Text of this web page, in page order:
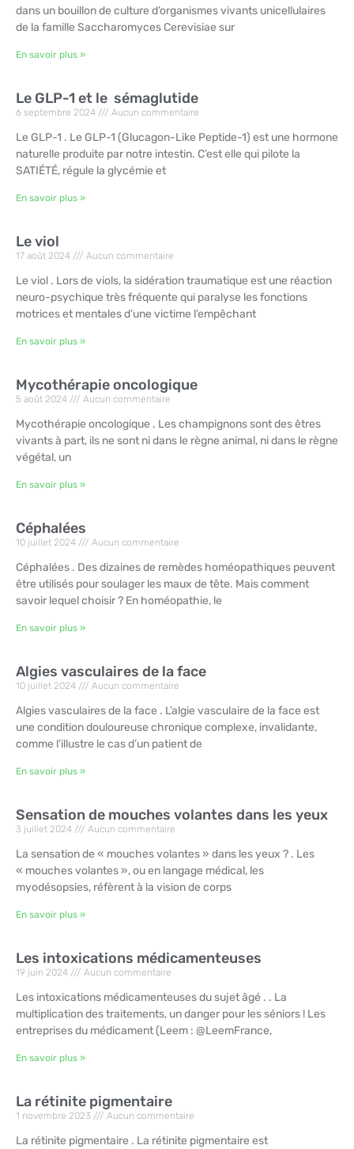
dans un bouillon de culture d’organismes vivants unicellulaires
de la famille Saccharomyces Cerevisiae sur
En savoir plus »
Le GLP-1 et le sémaglutide
6 septembre 2024 Aucun commentaire
Le GLP-1 . Le GLP-1 (Glucagon-Like Peptide-1) est une hormone
naturelle produite par notre intestin. C’est elle qui pilote la
SATIÉTÉ, régule la glycémie et
En savoir plus »
Le viol
17 août 2024 Aucun commentaire
Le viol . Lors de viols, la sidération traumatique est une réaction
neuro-psychique très fréquente qui paralyse les fonctions
motrices et mentales d’une victime l’empêchant
En savoir plus »
Mycothérapie oncologique
5 août 2024 Aucun commentaire
Mycothérapie oncologique . Les champignons sont des êtres
vivants à part, ils ne sont ni dans le règne animal, ni dans le règne
végétal, un
En savoir plus »
Céphalées
10 juillet 2024 Aucun commentaire
Céphalées . Des dizaines de remèdes homéopathiques peuvent
être utilisés pour soulager les maux de tête. Mais comment
savoir lequel choisir ? En homéopathie, le
En savoir plus »
Algies vasculaires de la face
10 juillet 2024 Aucun commentaire
Algies vasculaires de la face . L’algie vasculaire de la face est
une condition douloureuse chronique complexe, invalidante,
comme l’illustre le cas d’un patient de
En savoir plus »
Sensation de mouches volantes dans les yeux
3 juillet 2024 Aucun commentaire
La sensation de « mouches volantes » dans les yeux ? . Les
« mouches volantes », ou en langage médical, les
myodésopsies, réfèrent à la vision de corps
En savoir plus »
Les intoxications médicamenteuses
19 juin 2024 Aucun commentaire
Les intoxications médicamenteuses du sujet âgé . . La
multiplication des traitements, un danger pour les séniors ! Les
entreprises du médicament (Leem : @LeemFrance,
En savoir plus »
La rétinite pigmentaire
1 novembre 2023 Aucun commentaire
La rétinite pigmentaire . La rétinite pigmentaire est